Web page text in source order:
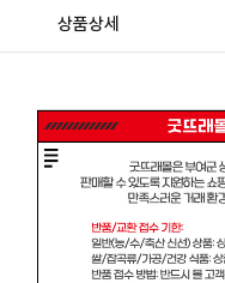
상품상세